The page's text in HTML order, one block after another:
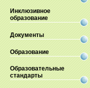
Инклюзивное
образование
Документы
Образование
Образовательные
стандарты